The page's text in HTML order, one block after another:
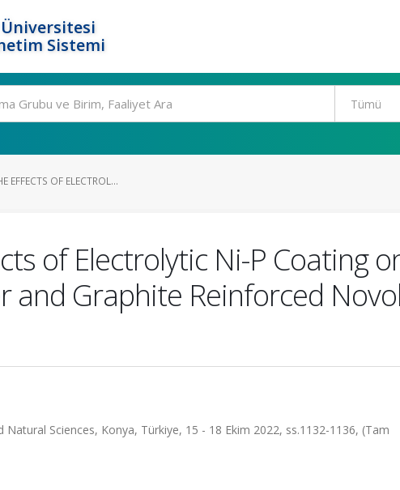
Sistemi
EFFECTS OF ELECTROL...
of Electrolytic Ni-P Coating
and Graphite Reinforced
Sciences, Konya, Türkiye, 15 - 18 Ekim 2022, ss.1132-1136, (Tam